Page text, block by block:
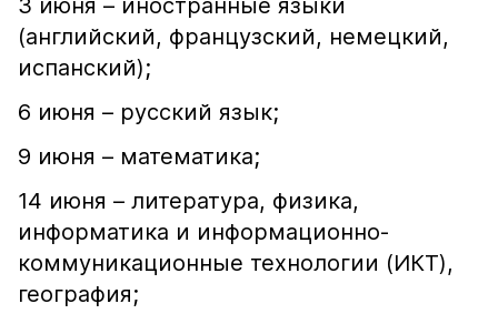
3 июня – иностранные языки
(английский, французский, немецкий,
испанский);
6 июня – русский язык;
9 июня – математика;
14 июня – литература, физика,
информатика и информационно-
коммуникационные технологии (ИКТ),
география;